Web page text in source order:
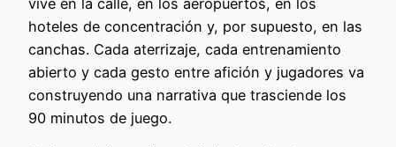
hoteles de concentración y, por supuesto, en las
canchas. Cada aterrizaje, cada entrenamiento
abierto y cada gesto entre afición y jugadores va
construyendo una narrativa que trasciende los
90 minutos de juego.